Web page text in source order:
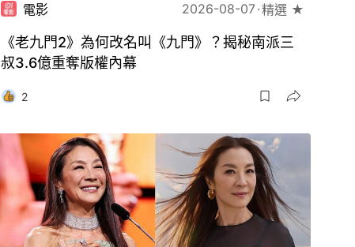
電影 2026-08-07 精選 ★
《老九門2》為何改名叫《九門》？揭秘南派三
叔3.6億重奪版權內幕
2